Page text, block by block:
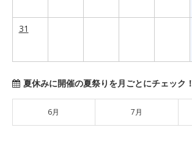
31
夏休みに開催の夏祭りを月ごとにチェック！
6月 7月